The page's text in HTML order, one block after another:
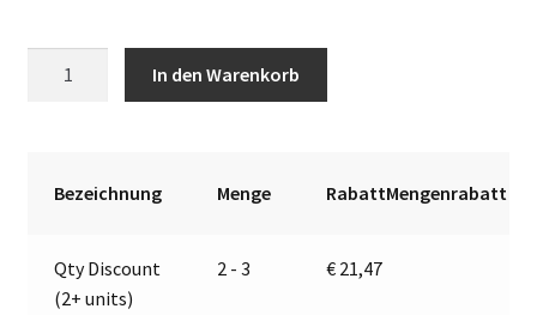
Jokon
In den Warenkorb
r
t
Bezeichnung Menge RabattMengenrabatt
Qty Discount
(2+ units)
2 - 3 € 21,47